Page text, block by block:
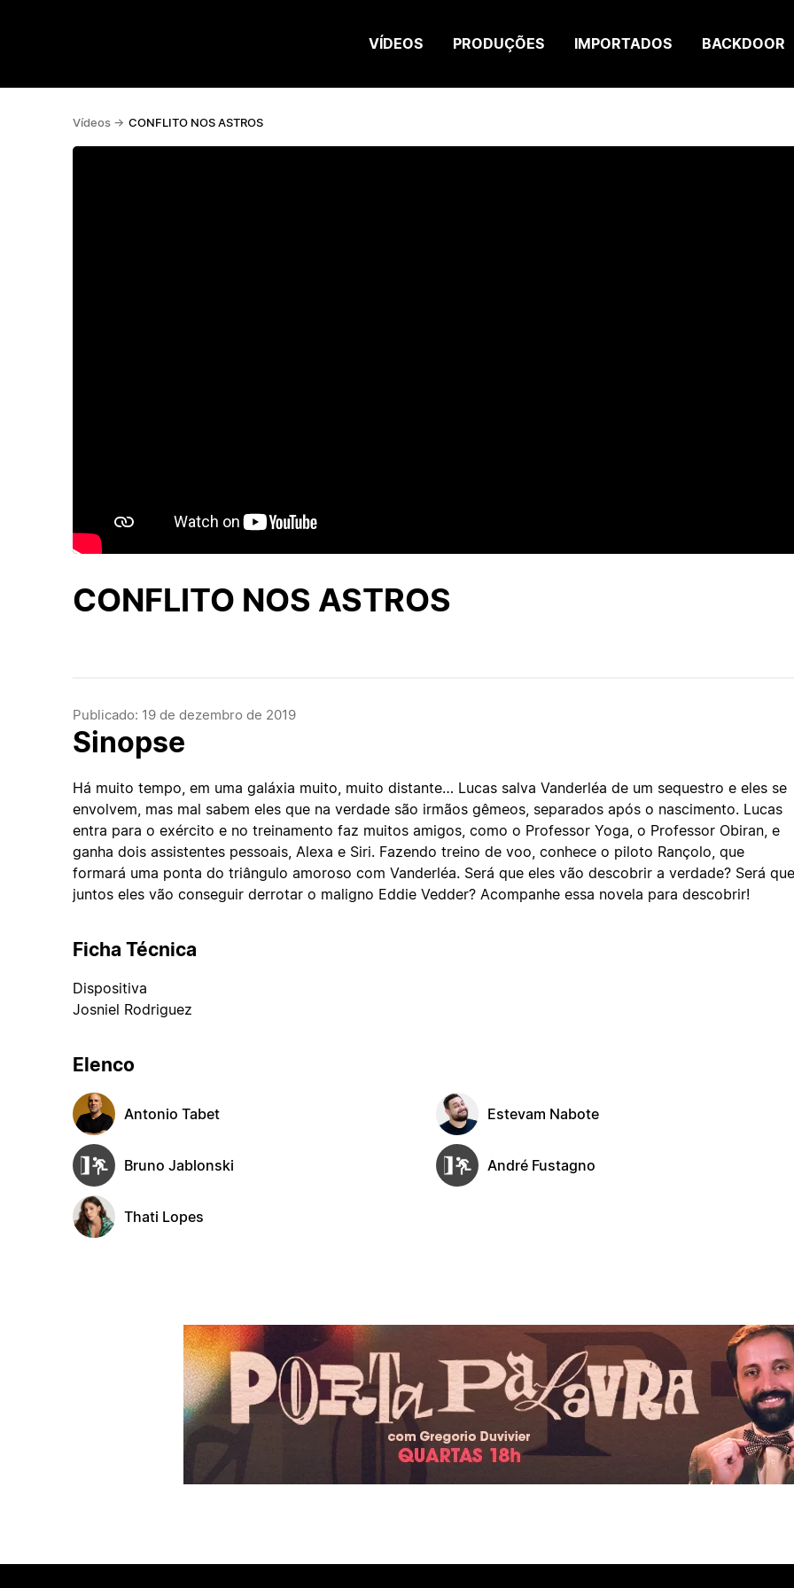
VÍDEOS PRODUÇÕES IMPORTADOS BACKDOOR
Vídeos -> CONFLITO NOS ASTROS
CONFLITO NOS ASTROS
Publicado: 19 de dezembro de 2019
Sinopse
Há muito tempo, em uma galáxia muito, muito distante… Lucas salva Vanderléa de um sequestro e eles se
envolvem, mas mal sabem eles que na verdade são irmãos gêmeos, separados após o nascimento. Lucas
entra para o exército e no treinamento faz muitos amigos, como o Professor Yoga, o Professor Obiran, e
ganha dois assistentes pessoais, Alexa e Siri. Fazendo treino de voo, conhece o piloto Rançolo, que
formará uma ponta do triângulo amoroso com Vanderléa. Será que eles vão descobrir a verdade? Será que
juntos eles vão conseguir derrotar o maligno Eddie Vedder? Acompanhe essa novela para descobrir!
Ficha Técnica
Dispositiva
Josniel Rodriguez
Elenco
Antonio Tabet Estevam Nabote
Bruno Jablonski André Fustagno
Thati Lopes